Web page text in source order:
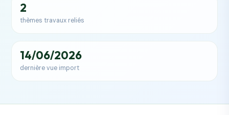
2
thèmes travaux reliés
14/06/2026
dernière vue import